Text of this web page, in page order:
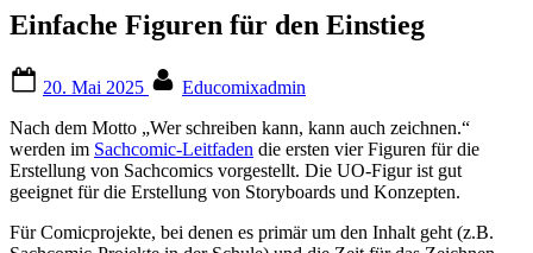
Einfache Figuren für den Einstieg
on
20. Mai 2025
Educomixadmin
Nach dem Motto „Wer schreiben kann, kann auch zeichnen.“
werden im Sachcomic-Leitfaden die ersten vier Figuren für die
Erstellung von Sachcomics vorgestellt. Die UO-Figur ist gut
geeignet für die Erstellung von Storyboards und Konzepten.
Für Comicprojekte, bei denen es primär um den Inhalt geht (z.B.